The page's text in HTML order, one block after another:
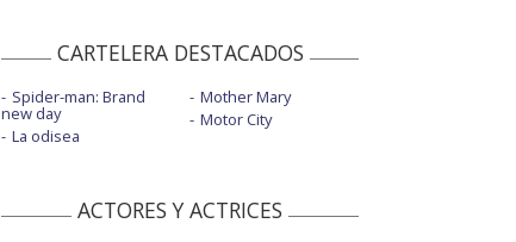
CARTELERA DESTACADOS
Spider-man: Brand
new day
La odisea
Mother Mary
Motor City
ACTORES Y ACTRICES